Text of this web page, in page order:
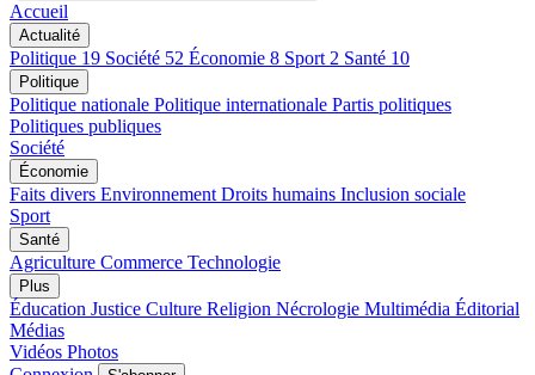
Accueil
Actualité
Politique 19 Société 52 Économie 8 Sport 2 Santé 10
Politique
Politique nationale Politique internationale Partis politiques
Politiques publiques
Société
Économie
Faits divers Environnement Droits humains Inclusion sociale
Sport
Santé
Agriculture Commerce Technologie
Plus
Éducation Justice Culture Religion Nécrologie Multimédia Éditorial
Médias
Vidéos Photos